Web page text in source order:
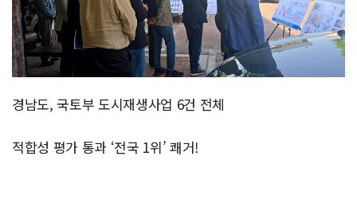
경남도, 국토부 도시재생사업 6건 전체
적합성 평가 통과 ‘전국 1위’ 쾌거!